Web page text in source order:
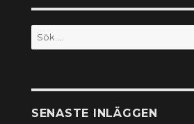
Sök
efter:
SENASTE INLÄGGEN